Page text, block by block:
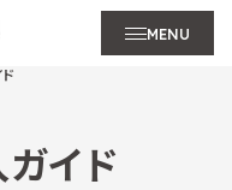
MENU
イド